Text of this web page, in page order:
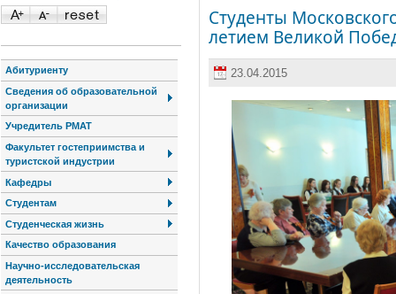
Студенты
летием Великой
23.04.2015
Абитуриенту
Сведения об образовательной
организации
Учредитель РМАТ
Факультет гостеприимства и
туристской индустрии
Кафедры
Студентам
Студенческая жизнь
Качество образования
Научно-исследовательская
деятельность